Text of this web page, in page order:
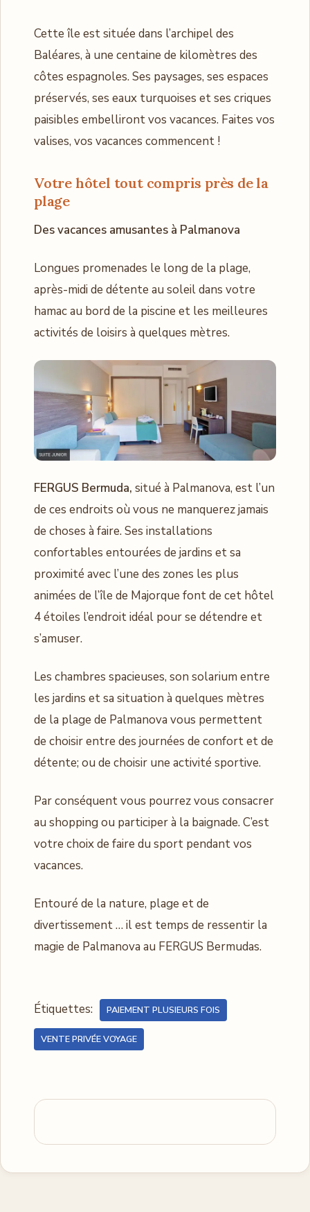
Cette île est située dans l’archipel des
Baléares, à une centaine de kilomètres des
côtes espagnoles. Ses paysages, ses espaces
préservés, ses eaux turquoises et ses criques
paisibles embelliront vos vacances. Faites vos
valises, vos vacances commencent !
Votre hôtel tout compris près de la
plage
Des vacances amusantes à Palmanova
Longues promenades le long de la plage,
après-midi de détente au soleil dans votre
hamac au bord de la piscine et les meilleures
activités de loisirs à quelques mètres.
FERGUS Bermuda, situé à Palmanova, est l’un
de ces endroits où vous ne manquerez jamais
de choses à faire. Ses installations
confortables entourées de jardins et sa
proximité avec l’une des zones les plus
animées de l’île de Majorque font de cet hôtel
4 étoiles l’endroit idéal pour se détendre et
s’amuser.
Les chambres spacieuses, son solarium entre
les jardins et sa situation à quelques mètres
de la plage de Palmanova vous permettent
de choisir entre des journées de confort et de
détente; ou de choisir une activité sportive.
Par conséquent vous pourrez vous consacrer
au shopping ou participer à la baignade. C’est
votre choix de faire du sport pendant vos
vacances.
Entouré de la nature, plage et de
divertissement … il est temps de ressentir la
magie de Palmanova au FERGUS Bermudas.
Étiquettes: PAIEMENT PLUSIEURS FOIS
VENTE PRIVÉE VOYAGE